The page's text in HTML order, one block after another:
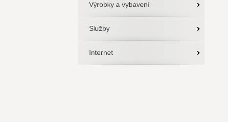
Výrobky a vybavení
Služby
Internet